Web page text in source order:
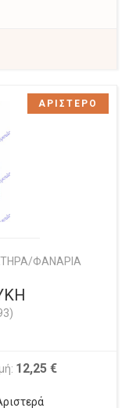
ΦΑΝΑΡΙΑ
12,25 €
ΑΡΙΣΤΕΡΟ